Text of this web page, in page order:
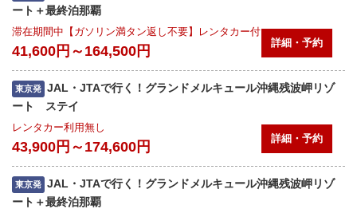
ート＋最終泊那覇
滞在期間中【ガソリン満タン返し不要】レンタカー付
41,600円～164,500円
詳細・予約
東京発 JAL・JTAで行く！グランドメルキュール沖縄残波岬リゾ
ート ステイ
レンタカー利用無し
43,900円～174,600円
詳細・予約
東京発 JAL・JTAで行く！グランドメルキュール沖縄残波岬リゾ
ート＋最終泊那覇